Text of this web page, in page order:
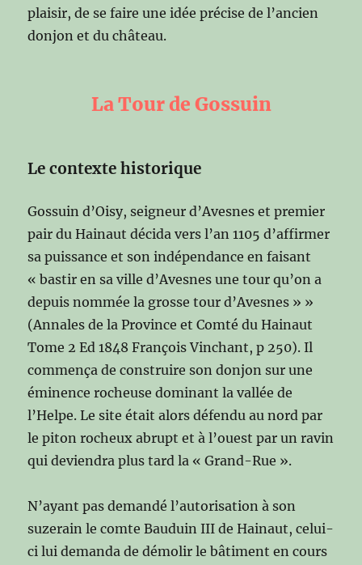
plaisir, de se faire une idée précise de l’ancien
donjon et du château.
La Tour de Gossuin
Le contexte historique
Gossuin d’Oisy, seigneur d’Avesnes et premier
pair du Hainaut décida vers l’an 1105 d’affirmer
sa puissance et son indépendance en faisant
« bastir en sa ville d’Avesnes une tour qu’on a
depuis nommée la grosse tour d’Avesnes » »
(Annales de la Province et Comté du Hainaut
Tome 2 Ed 1848 François Vinchant, p 250). Il
commença de construire son donjon sur une
éminence rocheuse dominant la vallée de
l’Helpe. Le site était alors défendu au nord par
le piton rocheux abrupt et à l’ouest par un ravin
qui deviendra plus tard la « Grand-Rue ».
N’ayant pas demandé l’autorisation à son
suzerain le comte Bauduin III de Hainaut, celui-
ci lui demanda de démolir le bâtiment en cours